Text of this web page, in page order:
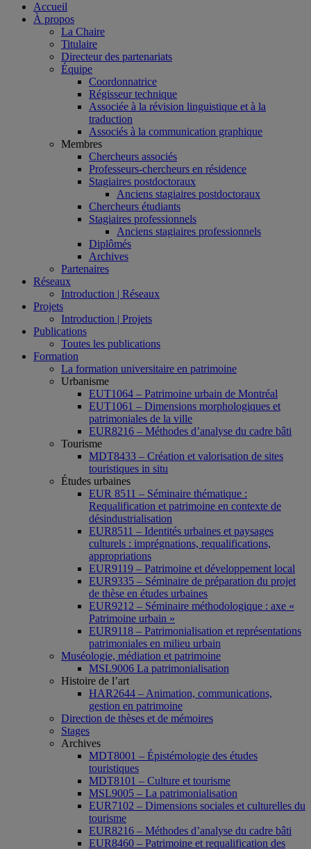
Accueil
À propos
La Chaire
Titulaire
Directeur des partenariats
Équipe
Coordonnatrice
Régisseur technique
Associée à la révision linguistique et à la
traduction
Associés à la communication graphique
Membres
Chercheurs associés
Professeurs-chercheurs en résidence
Stagiaires postdoctoraux
Anciens stagiaires postdoctoraux
Chercheurs étudiants
Stagiaires professionnels
Anciens stagiaires professionnels
Diplômés
Archives
Partenaires
Réseaux
Introduction | Réseaux
Projets
Introduction | Projets
Publications
Toutes les publications
Formation
La formation universitaire en patrimoine
Urbanisme
EUT1064 – Patrimoine urbain de Montréal
EUT1061 – Dimensions morphologiques et
patrimoniales de la ville
EUR8216 – Méthodes d’analyse du cadre bâti
Tourisme
MDT8433 – Création et valorisation de sites
touristiques in situ
Études urbaines
EUR 8511 – Séminaire thématique :
Requalification et patrimoine en contexte de
désindustrialisation
EUR8511 – Identités urbaines et paysages
culturels : imprégnations, requalifications,
appropriations
EUR9119 – Patrimoine et développement local
EUR9335 – Séminaire de préparation du projet
de thèse en études urbaines
EUR9212 – Séminaire méthodologique : axe «
Patrimoine urbain »
EUR9118 – Patrimonialisation et représentations
patrimoniales en milieu urbain
Muséologie, médiation et patrimoine
MSL9006 La patrimonialisation
Histoire de l’art
HAR2644 – Animation, communications,
gestion en patrimoine
Direction de thèses et de mémoires
Stages
Archives
MDT8001 – Épistémologie des études
touristiques
MDT8101 – Culture et tourisme
MSL9005 – La patrimonialisation
EUR7102 – Dimensions sociales et culturelles du
tourisme
EUR8216 – Méthodes d’analyse du cadre bâti
EUR8460 – Patrimoine et requalification des